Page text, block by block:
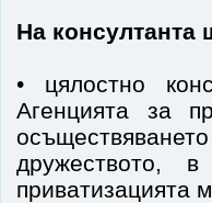
На
• цялостно
Агенцията за
дружеството,
приватизацията